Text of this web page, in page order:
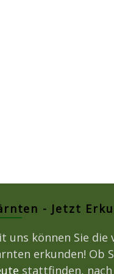
- Jetzt
uns können Sie
erkunden! Ob
stattfinden,